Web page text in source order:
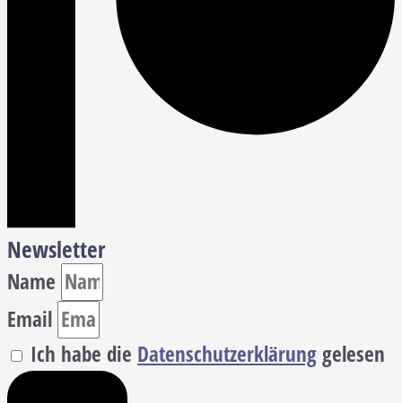
Newsletter
Name
Email
Ich habe die Datenschutzerklärunggelesen